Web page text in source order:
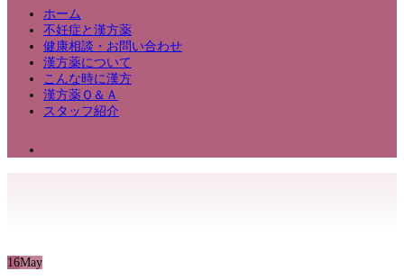
ホーム
不妊症と漢方薬
健康相談・お問い合わせ
漢方薬について
こんな時に漢方
漢方薬Ｑ＆Ａ
スタッフ紹介
16May